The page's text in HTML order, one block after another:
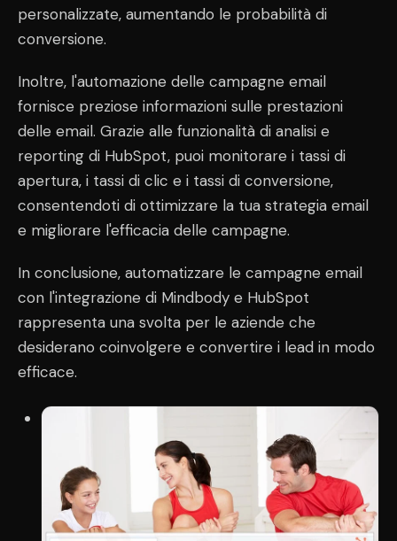
personalizzate, aumentando le probabilità di
conversione.
Inoltre, l'automazione delle campagne email
fornisce preziose informazioni sulle prestazioni
delle email. Grazie alle funzionalità di analisi e
reporting di HubSpot, puoi monitorare i tassi di
apertura, i tassi di clic e i tassi di conversione,
consentendoti di ottimizzare la tua strategia email
e migliorare l'efficacia delle campagne.
In conclusione, automatizzare le campagne email
con l'integrazione di Mindbody e HubSpot
rappresenta una svolta per le aziende che
desiderano coinvolgere e convertire i lead in modo
efficace.